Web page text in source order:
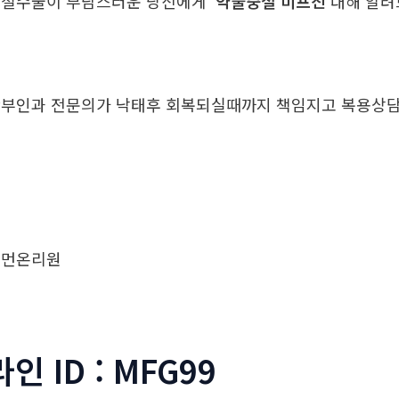
인과 전문의가 낙태후 회복되실때까지 책임지고 복용상
온리원
인 ID : MFG99